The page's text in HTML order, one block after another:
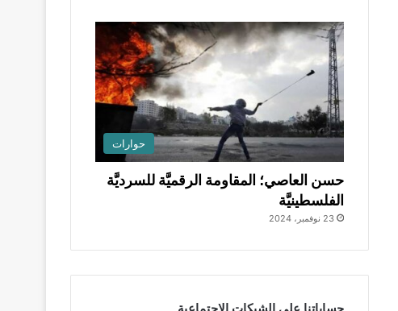
حوارات
حسن العاصي؛ المقاومة الرقميَّة للسرديَّة
الفلسطينيَّة
23 نوفمبر، 2024